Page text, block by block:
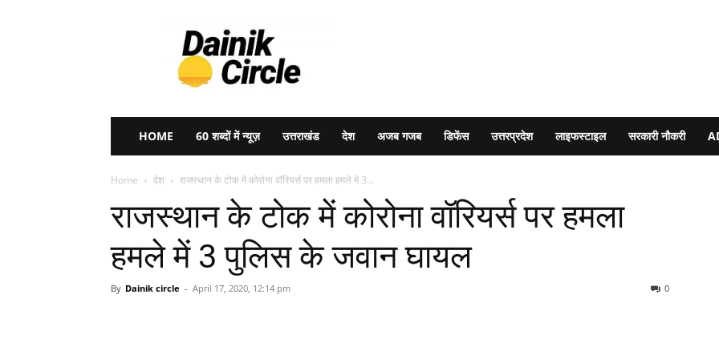
HOME 60 शब्दों में न्यूज़ उत्तराखंड देश अजब गजब डिफेंस उत्तरप्रदेश लाइफस्टाइल सरकारी नौकरी
Home देश राजस्थान के टोक में कोरोना वॉरियर्स पर हमला हमले में 3...
राजस्थान के टोक में कोरोना वॉरियर्स पर हमला
हमले में 3 पुलिस के जवान घायल
By Dainik circle - April 17, 2020, 12:14 pm 0